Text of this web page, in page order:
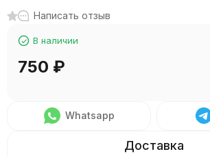
Написать отзыв
В наличии
750 ₽
Whatsapp